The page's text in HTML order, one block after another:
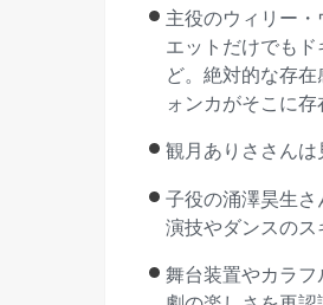
主役のウィリー
エットだけでも
ど。絶対的な存
ォンカがそこに存
観月ありささん
子役の涌澤昊生
演技やダンスのス
舞台装置やカラ